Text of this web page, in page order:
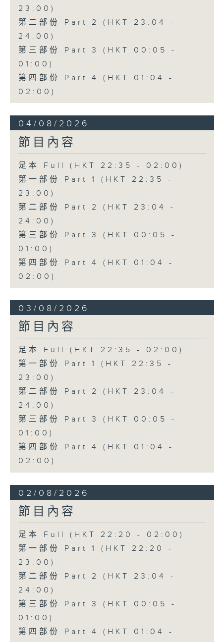
23:00)
第二部份 Part 2 (HKT 23:04 -
24:00)
第三部份 Part 3 (HKT 00:05 -
01:00)
第四部份 Part 4 (HKT 01:04 -
02:00)
04/08/2026
節目內容
足本 Full (HKT 22:35 - 02:00)
第一部份 Part 1 (HKT 22:35 -
23:00)
第二部份 Part 2 (HKT 23:04 -
24:00)
第三部份 Part 3 (HKT 00:05 -
01:00)
第四部份 Part 4 (HKT 01:04 -
02:00)
03/08/2026
節目內容
足本 Full (HKT 22:35 - 02:00)
第一部份 Part 1 (HKT 22:35 -
23:00)
第二部份 Part 2 (HKT 23:04 -
24:00)
第三部份 Part 3 (HKT 00:05 -
01:00)
第四部份 Part 4 (HKT 01:04 -
02:00)
02/08/2026
節目內容
足本 Full (HKT 22:20 - 02:00)
第一部份 Part 1 (HKT 22:20 -
23:00)
第二部份 Part 2 (HKT 23:04 -
24:00)
第三部份 Part 3 (HKT 00:05 -
01:00)
第四部份 Part 4 (HKT 01:04 -